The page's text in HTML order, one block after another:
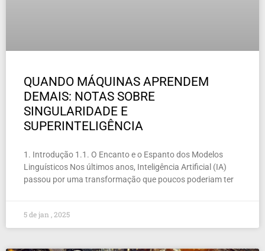
QUANDO MÁQUINAS APRENDEM
DEMAIS: NOTAS SOBRE
SINGULARIDADE E
SUPERINTELIGÊNCIA
1. Introdução 1.1. O Encanto e o Espanto dos Modelos
Linguísticos Nos últimos anos, Inteligência Artificial (IA)
passou por uma transformação que poucos poderiam ter
5 de jan , 2025